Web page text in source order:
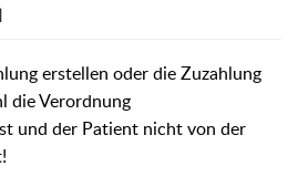
erstellen oder die Zuzahlung
die Verordnung
und der Patient nicht von der